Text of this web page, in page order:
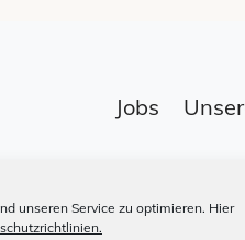
unseren Service zu optimieren. Hier
Jobs
Impressum